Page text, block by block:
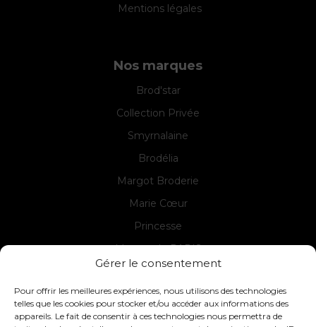
Gérer le consentement
Pour offrir les meilleures expériences, nous utilisons des technologies
telles que les cookies pour stocker et/ou accéder aux informations des
appareils. Le fait de consentir à ces technologies nous permettra de
Mentions légales
Nos marques
Brod'star
Collection Privée
Smyrnalaine
Brodélia
Margot Broderie
Marie Cœur
Princesse
Margot de PARIS
Seg de PARIS